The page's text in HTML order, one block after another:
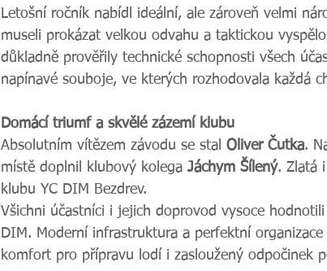
Letošní ročník nabídl ideální, ale zároveň velmi
museli prokázat velkou odvahu a taktickou
důkladně prověřily technické schopnosti všech
napínavé souboje, ve kterých rozhodovala každá
Domácí triumf a skvělé zázemí klubu
Absolutním vítězem závodu se stal Oliver Čutka.
místě doplnil klubový kolega Jáchym Šílený. Zlatá
klubu YC DIM Bezdrev.
Všichni účastníci i jejich doprovod vysoce
DIM. Moderní infrastruktura a perfektní
komfort pro přípravu lodí i zasloužený odpočinek